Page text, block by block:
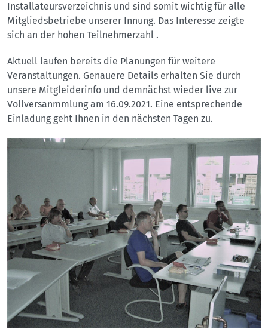
Installateursverzeichnis und sind somit wichtig für alle
Mitgliedsbetriebe unserer Innung. Das Interesse zeigte
sich an der hohen Teilnehmerzahl .
Aktuell laufen bereits die Planungen für weitere
Veranstaltungen. Genauere Details erhalten Sie durch
unsere Mitgleiderinfo und demnächst wieder live zur
Vollversanmmlung am 16.09.2021. Eine entsprechende
Einladung geht Ihnen in den nächsten Tagen zu.